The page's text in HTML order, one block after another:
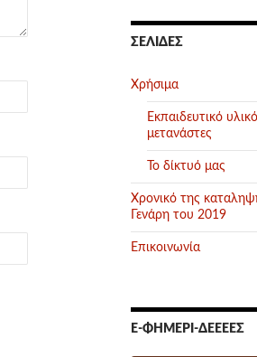
ΣΕΛΊΔΕΣ
Χρήσιμα
Εκπαιδευτικό
μετανάστες
Το δίκτυό μας
Χρονικό της
Γενάρη του 2019
Επικοινωνία
Ε-ΦΗΜΕΡΊ-ΔΕΕΕΕΣ